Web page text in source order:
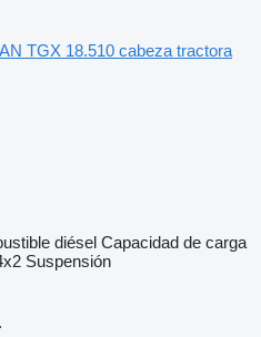
TGX 18.510 cabeza tractora
diésel Capacidad de carga
Suspensión